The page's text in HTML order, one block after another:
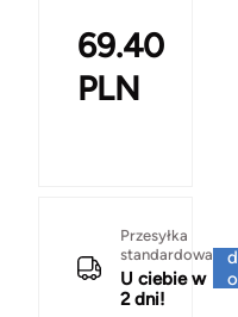
69.40
PLN
Przesyłka
standardowa
U ciebie w
2 dni!